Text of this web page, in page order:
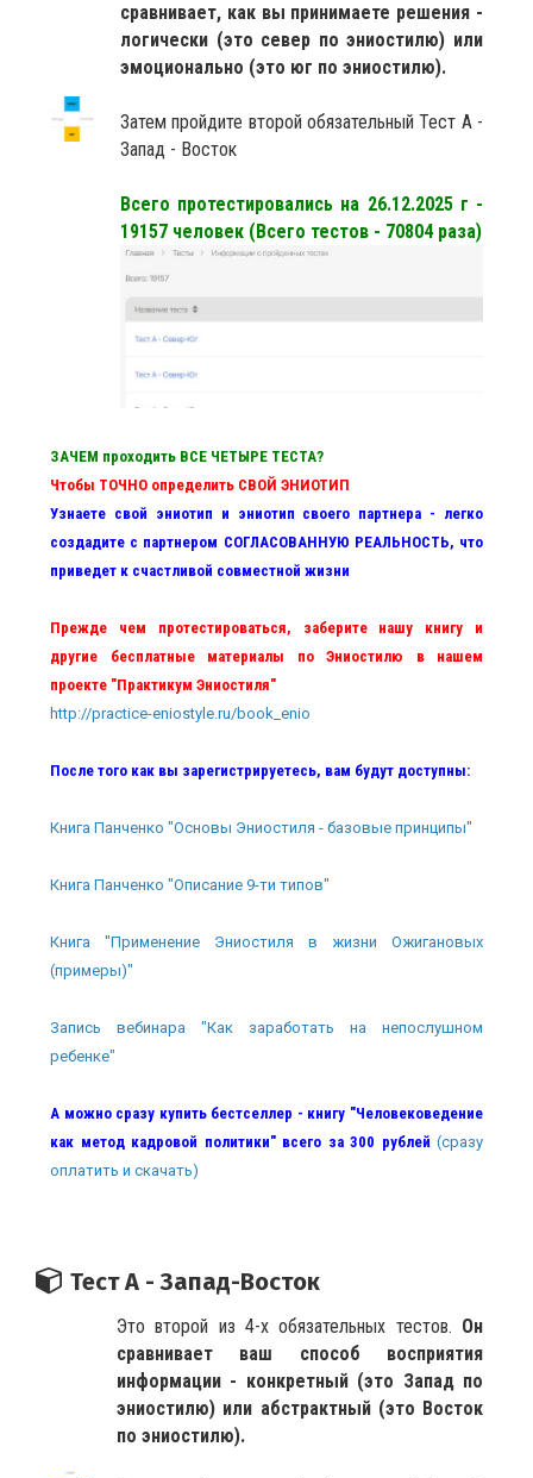
сравнивает, как вы принимаете решения -
логически (это север по эниостилю) или
эмоционально (это юг по эниостилю).
Затем пройдите второй обязательный Тест А -
Запад - Восток
Всего протестировались на 26.12.2025 г -
19157 человек (Всего тестов - 70804 раза)
ЗАЧЕМ проходить ВСЕ ЧЕТЫРЕ ТЕСТА?
Чтобы ТОЧНО определить СВОЙ ЭНИОТИП
Узнаете свой эниотип и эниотип своего партнера - легко
создадите с партнером СОГЛАСОВАННУЮ РЕАЛЬНОСТЬ, что
приведет к счастливой совместной жизни
Прежде чем протестироваться, заберите нашу книгу и
другие бесплатные материалы по Эниостилю в нашем
проекте "Практикум Эниостиля"
http://practice-eniostyle.ru/book_enio
После того как вы зарегистрируетесь, вам будут доступны:
Книга Панченко "Основы Эниостиля - базовые принципы"
Книга Панченко "Описание 9-ти типов"
Книга "Применение Эниостиля в жизни Ожигановых
(примеры)"
Запись вебинара "Как заработать на непослушном
ребенке"
А можно сразу купить бестселлер - книгу "Человековедение
как метод кадровой политики" всего за 300 рублей (сразу
оплатить и скачать)
Тест А - Запад-Восток
Это второй из 4-х обязательных тестов. Он
сравнивает ваш способ восприятия
информации - конкретный (это Запад по
эниостилю) или абстрактный (это Восток
по эниостилю).